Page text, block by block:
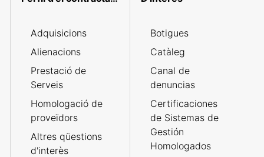
Adquisicions
Alienacions
Prestació de
Serveis
Homologació de
proveïdors
Altres qüestions
d'interès
Botigues
Catàleg
Canal de
denuncias
Certificaciones
de Sistemas de
Gestión
Homologados